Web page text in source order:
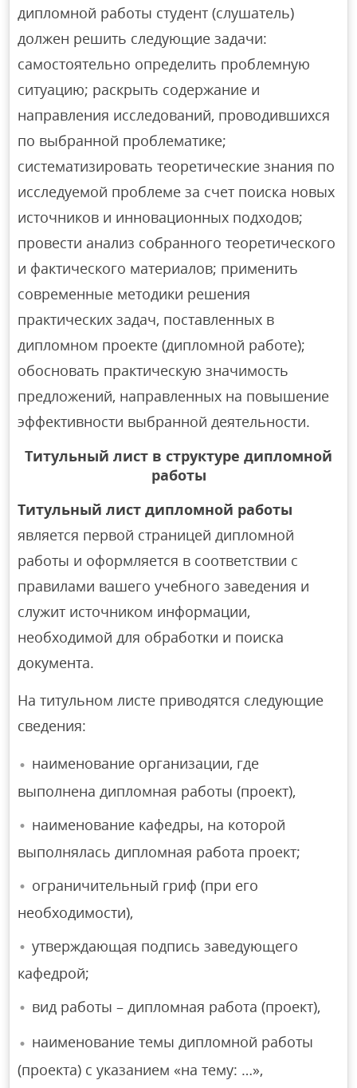
дипломной работы студент (слушатель)
должен решить следующие задачи:
самостоятельно определить проблемную
ситуацию; раскрыть содержание и
направления исследований, проводившихся
по выбранной проблематике;
систематизировать теоретические знания по
исследуемой проблеме за счет поиска новых
источников и инновационных подходов;
провести анализ собранного теоретического
и фактического материалов; применить
современные методики решения
практических задач, поставленных в
дипломном проекте (дипломной работе);
обосновать практическую значимость
предложений, направленных на повышение
эффективности выбранной деятельности.
Титульный лист в структуре дипломной
работы
Титульный лист дипломной работы
является первой страницей дипломной
работы и оформляется в соответствии с
правилами вашего учебного заведения и
служит источником информации,
необходимой для обработки и поиска
документа.
На титульном листе приводятся следующие
сведения:
наименование организации, где
выполнена дипломная работы (проект),
наименование кафедры, на которой
выполнялась дипломная работа проект;
ограничительный гриф (при его
необходимости),
утверждающая подпись заведующего
кафедрой;
вид работы – дипломная работа (проект),
наименование темы дипломной работы
(проекта) с указанием «на тему: …»,